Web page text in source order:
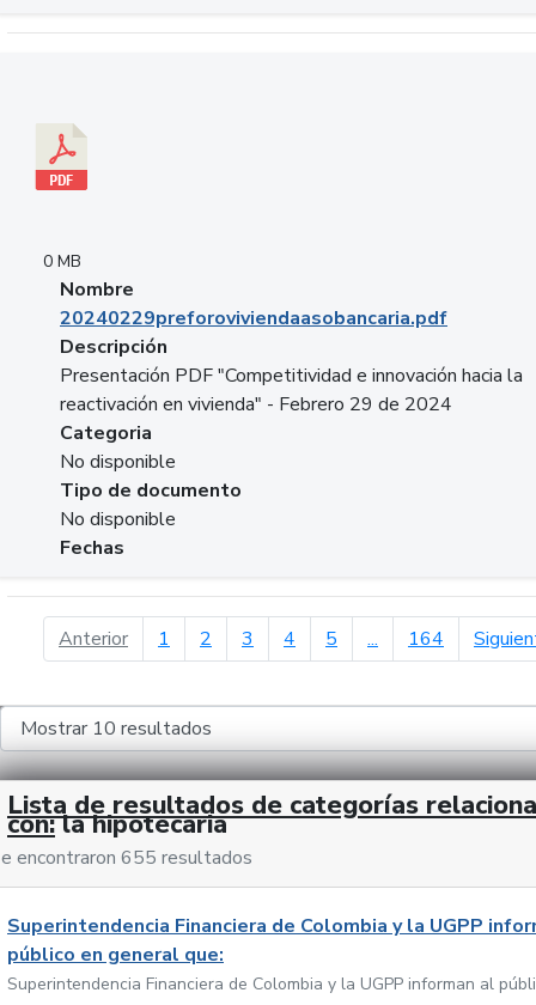
0 MB
Nombre
20240229preforoviviendaasobancaria.pdf
Descripción
Presentación PDF "Competitividad e innovación hacia la
reactivación en vivienda" - Febrero 29 de 2024
Categoria
No disponible
Tipo de documento
No disponible
Fechas
Anteriorpágina anterior
1 2 3 4 5 ... 164
Lista de resultados de categorías
con: la hipotecaria
encontraron 655 resultados
Superintendencia Financiera de Colombia y la UGPP
público en general que:
Superintendencia Financiera de Colombia y la UGPP informan al